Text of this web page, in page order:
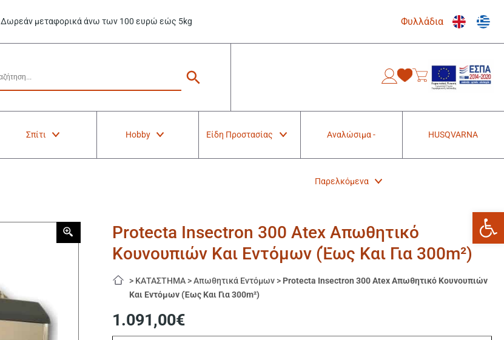
Δωρεάν μεταφορικά άνω των 100 ευρώ εώς 5kg Φυλλάδια
Σπίτι Hobby Είδη Προστασίας Αναλώσιμα -
Παρελκόμενα
HUSQVARNA
Protecta Insectron 300 Atex Απωθητικό
Κουνουπιών Και Eντόμων (Έως Και Για 300m²)
> ΚΑΤΑΣΤΗΜΑ >Απωθητικά Εντόμων > Protecta Insectron 300 Atex Απωθητικό Κουνουπιών
Και Eντόμων (Έως Και Για 300m²)
1.091,00€